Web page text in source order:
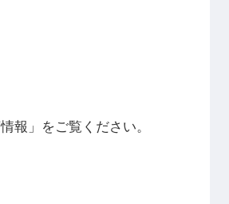
」をご覧ください。